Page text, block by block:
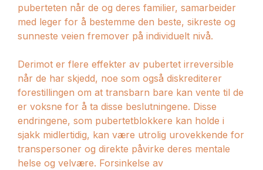
puberteten når de og deres familier, samarbeider
med leger for å bestemme den beste, sikreste og
sunneste veien fremover på individuelt nivå.
Derimot er flere effekter av pubertet irreversible
når de har skjedd, noe som også diskrediterer
forestillingen om at transbarn bare kan vente til de
er voksne for å ta disse beslutningene. Disse
endringene, som pubertetblokkere kan holde i
sjakk midlertidig, kan være utrolig urovekkende for
transpersoner og direkte påvirke deres mentale
helse og velvære. Forsinkelse av